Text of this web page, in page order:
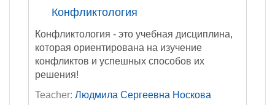
Конфликтология
Конфликтология - это учебная дисциплина,
которая ориентирована на изучение
конфликтов и успешных способов их
решения!
Teacher: Людмила Сергеевна Носкова